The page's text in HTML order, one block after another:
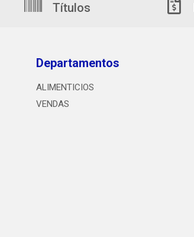
Títulos
Departamentos
ALIMENTICIOS
VENDAS